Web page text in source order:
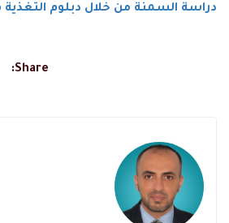
دراسة السمنة من خلال دبلوم التغذية في
Share: